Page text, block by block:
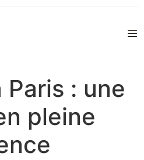
: une
pleine